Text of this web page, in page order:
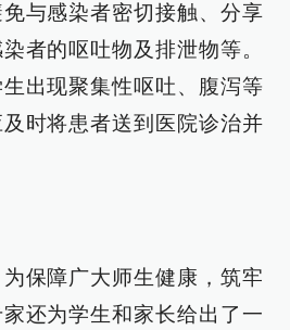
与感染者密切接触、分享
者的呕吐物及排泄物等。
出现聚集性呕吐、腹泻等
时将患者送到医院诊治并
保障广大师生健康，筑牢
还为学生和家长给出了一